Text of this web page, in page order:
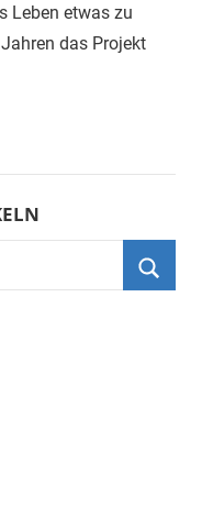
Leben etwas zu
das Projekt